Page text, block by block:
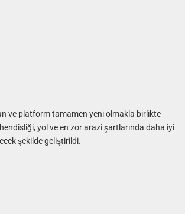
ve platform tamamen yeni olmakla birlikte
yol ve en zor arazi şartlarında daha iyi
şekilde geliştirildi.